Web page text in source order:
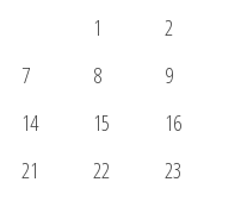
1
2
7 8
9
14 15
16
21 22
23